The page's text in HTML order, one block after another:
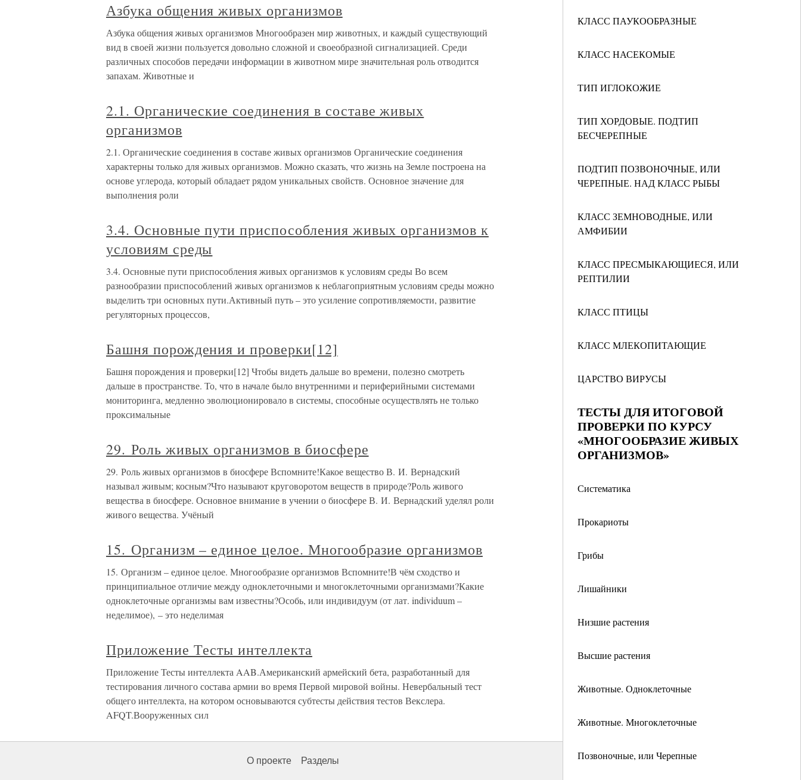
КЛАСС ПАУКООБРАЗНЫЕ
КЛАСС НАСЕКОМЫЕ
ТИП ИГЛОКОЖИЕ
ТИП ХОРДОВЫЕ. ПОДТИП
БЕСЧЕРЕПНЫЕ
ПОДТИП ПОЗВОНОЧНЫЕ, ИЛИ
ЧЕРЕПНЫЕ. НАД КЛАСС РЫБЫ
КЛАСС ЗЕМНОВОДНЫЕ, ИЛИ
АМФИБИИ
КЛАСС ПРЕСМЫКАЮЩИЕСЯ, ИЛИ
РЕПТИЛИИ
КЛАСС ПТИЦЫ
КЛАСС МЛЕКОПИТАЮЩИЕ
ЦАРСТВО ВИРУСЫ
ТЕСТЫ ДЛЯ ИТОГОВОЙ
ПРОВЕРКИ ПО КУРСУ
«МНОГООБРАЗИЕ ЖИВЫХ
ОРГАНИЗМОВ»
Систематика
Прокариоты
Грибы
Лишайники
Низшие растения
Высшие растения
Животные. Одноклеточные
Животные. Многоклеточные
Позвоночные, или Черепные
Азбука общения живых организмов
Азбука общения живых организмов Многообразен мир животных, и каждый существующий
вид в своей жизни пользуется довольно сложной и своеобразной сигнализацией. Среди
различных способов передачи информации в животном мире значительная роль отводится
запахам. Животные и
2.1. Органические соединения в составе живых
организмов
2.1. Органические соединения в составе живых организмов Органические соединения
характерны только для живых организмов. Можно сказать, что жизнь на Земле построена на
основе углерода, который обладает рядом уникальных свойств. Основное значение для
выполнения роли
3.4. Основные пути приспособления живых организмов к
условиям среды
3.4. Основные пути приспособления живых организмов к условиям среды Во всем
разнообразии приспособлений живых организмов к неблагоприятным условиям среды можно
выделить три основных пути.Активный путь – это усиление сопротивляемости, развитие
регуляторных процессов,
Башня порождения и проверки[12]
Башня порождения и проверки[12] Чтобы видеть дальше во времени, полезно смотреть
дальше в пространстве. То, что в начале было внутренними и периферийными системами
мониторинга, медленно эволюционировало в системы, способные осуществлять не только
проксимальные
29. Роль живых организмов в биосфере
29. Роль живых организмов в биосфере Вспомните!Какое вещество В. И. Вернадский
называл живым; косным?Что называют круговоротом веществ в природе?Роль живого
вещества в биосфере. Основное внимание в учении о биосфере В. И. Вернадский уделял роли
живого вещества. Учёный
15. Организм – единое целое. Многообразие организмов
15. Организм – единое целое. Многообразие организмов Вспомните!В чём сходство и
принципиальное отличие между одноклеточными и многоклеточными организмами?Какие
одноклеточные организмы вам известны?Особь, или индивидуум (от лат. individuum –
неделимое), – это неделимая
Приложение Тесты интеллекта
Приложение Тесты интеллекта AAB.Американский армейский бета, разработанный для
тестирования личного состава армии во время Первой мировой войны. Невербальный тест
общего интеллекта, на котором основываются субтесты действия тестов Векслера.
AFQT.Вооруженных сил
О проекте Разделы